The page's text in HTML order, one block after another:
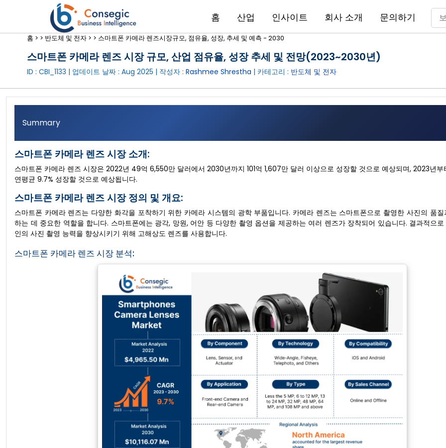
홈 산업 인사이트 회사 소개 문의하기
홈 > > 반도체 및 전자 > > 스마트폰 카메라 렌즈시장규모, 점유율, 성장, 추세 및 예측 - 2030
스마트폰 카메라 렌즈 시장 규모, 산업 점유율, 성장 추세 및 전망(2023~2030년)
ID : CBI_1133 | 업데이트 날짜 : Aug 2025 | 작성자 : Rashmee Shrestha | 카테고리 : 반도체 및 전자
Summary
스마트폰 카메라 렌즈 시장 소개:
스마트폰 카메라 렌즈 시장은 2022년 49억 6,550만 달러에서 2030년까지 101억 1,607만 달러 이상으로 성장할 것으로 예상되며, 2023년
연평균 9.7% 성장할 것으로 예상됩니다.
스마트폰 카메라 렌즈 시장 정의 및 개요:
스마트폰 카메라 렌즈는 다양한 화각을 포착하기 위한 카메라 시스템의 광학 부품입니다. 카메라 렌즈는 스마트폰으로 촬영한 사진의 품질
하는 데 중요한 역할을 합니다. 스마트폰에는 광각, 망원, 어안 등 다양한 촬영 옵션을 제공하는 여러 렌즈가 장착되어 있습니다. 결과적으로
인의 사진 촬영 능력을 향상시키기 위해 고해상도 렌즈를 사용합니다.
스마트폰 카메라 렌즈 시장 분석: